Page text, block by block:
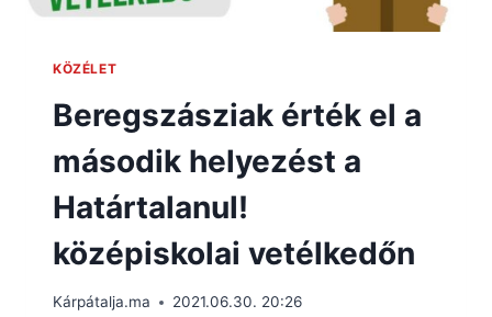
KÖZÉLET
Beregszásziak érték el a
második helyezést a
Határtalanul!
középiskolai vetélkedőn
Kárpátalja.ma 2021.06.30. 20:26